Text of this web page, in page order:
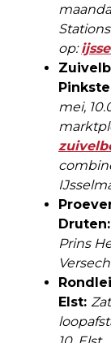
op:
mei,
Druten:
Prins
Elst: